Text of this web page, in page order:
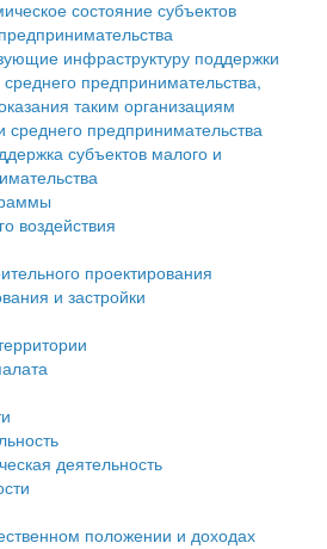
воздействия
проектирования
и застройки
состояние субъектов
инфраструктуру поддержки
предпринимательства,
таким организациям
среднего предпринимательства
субъектов малого и
воздействия
проектирования
и застройки
деятельность
положении и доходах